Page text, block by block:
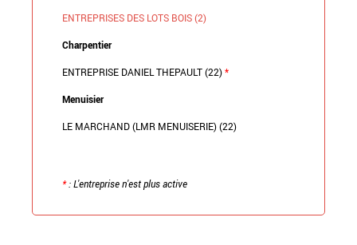
ENTREPRISES DES LOTS BOIS (2)
Charpentier
ENTREPRISE DANIEL THEPAULT (22)*
Menuisier
LE MARCHAND (LMR MENUISERIE) (22)
*: L'entreprise n'est plus active